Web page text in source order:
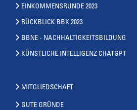
EINKOMMENSRUNDE 2023
RÜCKBLICK BBK 2023
BBNE - NACHHALTIGKEITSBILDUNG
KÜNSTLICHE INTELLIGENZ CHATGPT
MITGLIEDSCHAFT
GUTE GRÜNDE